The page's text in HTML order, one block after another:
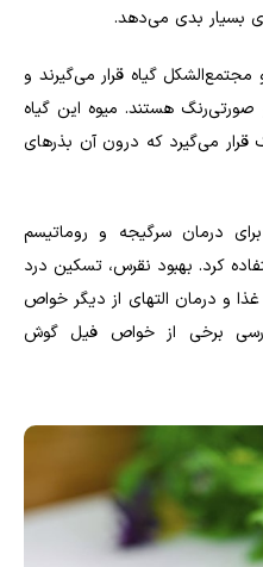
بسیار بدی می‌دهد.
گیاه قرار می‌گیرند و
هستند. میوه این گیاه
می‌گیرد که درون آن بذرهای
درمان سرگیجه و روماتیسم
کرد. بهبود نقرس، تسکین درد
و درمان التهای از دیگر خواص
برخی از خواص فیل گوش